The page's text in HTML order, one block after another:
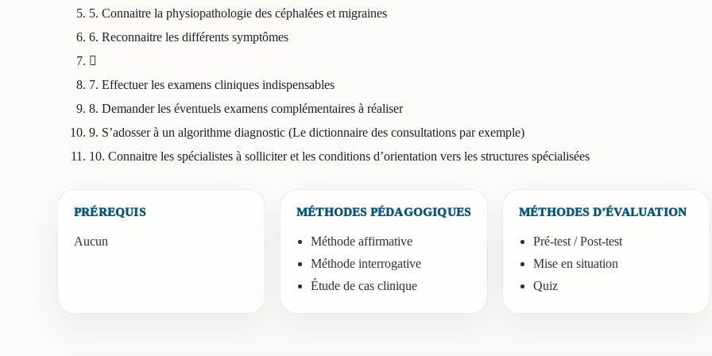
5. Connaitre la physiopathologie des céphalées et migraines
6. Reconnaitre les différents symptômes

7. Effectuer les examens cliniques indispensables
8. Demander les éventuels examens complémentaires à réaliser
9. S’adosser à un algorithme diagnostic (Le dictionnaire des consultations par exemple)
10. Connaitre les spécialistes à solliciter et les conditions d’orientation vers les structures spécialisées
PRÉREQUIS
Aucun
MÉTHODES PÉDAGOGIQUES
Méthode affirmative
Méthode interrogative
Étude de cas clinique
MÉTHODES D’ÉVALUATION
Pré-test / Post-test
Mise en situation
Quiz